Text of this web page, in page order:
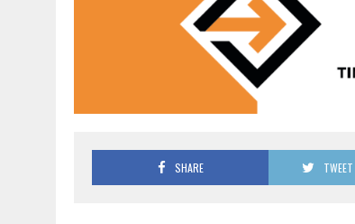
SHARE TWEET